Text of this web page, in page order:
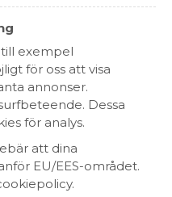
exempel
för oss att visa
annonser.
Dessa
för analys.
att dina
EU/EES-området.